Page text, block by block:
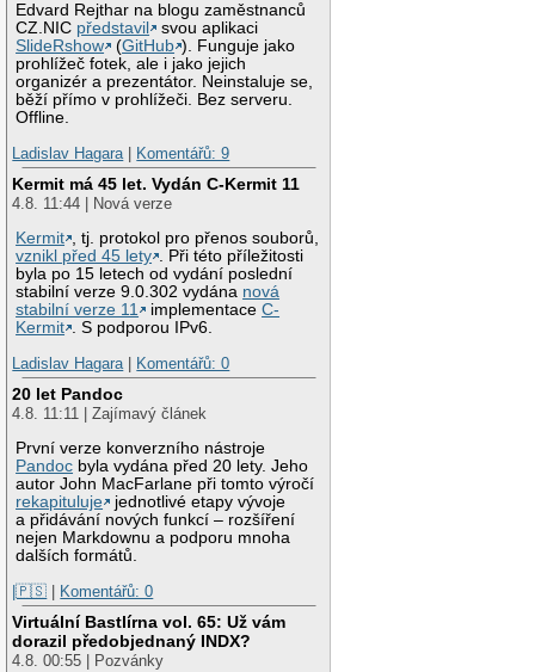
Edvard Rejthar na blogu zaměstnanců
CZ.NIC představil
svou aplikaci
SlideRshow
(GitHub ). Funguje jako
prohlížeč fotek, ale i jako jejich
organizér a prezentátor. Neinstaluje se,
běží přímo v prohlížeči. Bez serveru.
Offline.
Ladislav Hagara | Komentářů: 9
Kermit má 45 let. Vydán C-Kermit 11
4.8. 11:44 | Nová verze
Kermit , tj. protokol pro přenos souborů,
vznikl před 45 lety . Při této příležitosti
byla po 15 letech od vydání poslední
stabilní verze 9.0.302 vydána nová
stabilní verze 11
implementaceC-
Kermit . S podporou IPv6.
Ladislav Hagara | Komentářů: 0
20 let Pandoc
4.8. 11:11 | Zajímavý článek
První verze konverzního nástroje
Pandoc byla vydána před 20 lety. Jeho
autor John MacFarlane při tomto výročí
rekapituluje
jednotlivé etapy vývoje
a přidávání nových funkcí – rozšíření
nejen Markdownu a podporu mnoha
dalších formátů.
|🇵🇸 | Komentářů: 0
Virtuální Bastlírna vol. 65: Už vám
dorazil předobjednaný INDX?
4.8. 00:55 | Pozvánky